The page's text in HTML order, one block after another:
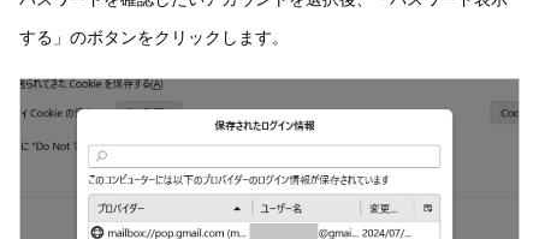
する」のボタンをクリックします。